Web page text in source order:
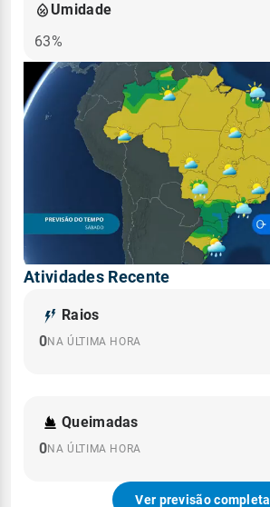
Umidade
63%
Atividades Recente
Raios
0NA ÚLTIMA HORA
Queimadas
0NA ÚLTIMA HORA
Ver previsão completa